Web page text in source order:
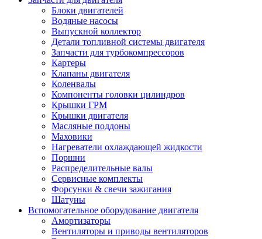
Блоки двигателей
Водяные насосы
Выпускной коллектор
Детали топливной системы двигателя
Запчасти для турбокомпрессоров
Картеры
Клапаны двигателя
Коленвалы
Компоненты головки цилиндров
Крышки ГРМ
Крышки двигателя
Масляные поддоны
Маховики
Нагреватели охлаждающей жидкости
Поршни
Распределительные валы
Сервисные комплекты
Форсунки & свечи зажигания
Шатуны
Вспомогательное оборудование двигателя
Амортизаторы
Вентиляторы и приводы вентиляторов